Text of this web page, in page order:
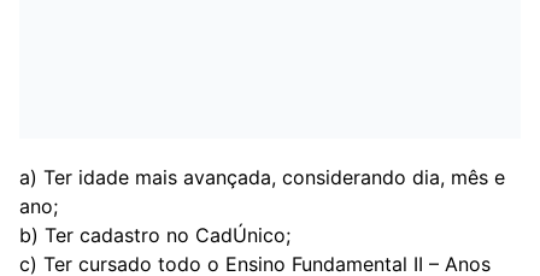
a) Ter idade mais avançada, considerando dia, mês e
ano;
b) Ter cadastro no CadÚnico;
c) Ter cursado todo o Ensino Fundamental II – Anos